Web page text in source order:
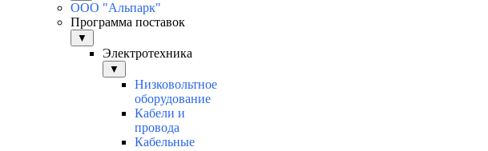
ООО "Альпарк"
Программа поставок
▼
Электротехника
▼
Низковольтное
оборудование
Кабели и
провода
Кабельные